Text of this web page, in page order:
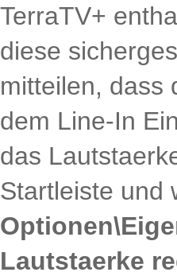
TerraTV+
diese
mitteilen, dass
dem Line-In
das
Startleiste und
Lautstaerke